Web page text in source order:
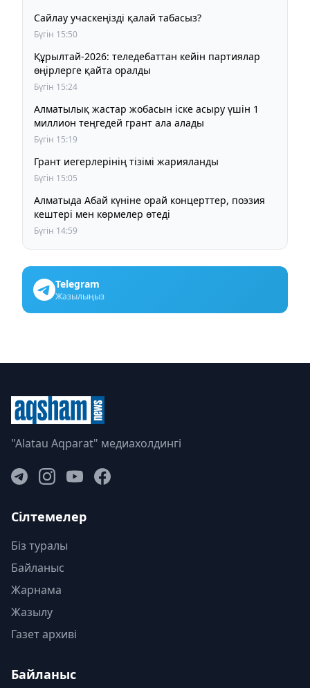
Сайлау учаскеңізді қалай табасыз?
Бүгін 15:50
Құрылтай-2026: теледебаттан кейін партиялар
өңірлерге қайта оралды
Бүгін 15:24
Алматылық жастар жобасын іске асыру үшін 1
миллион теңгедей грант ала алады
Бүгін 15:19
Грант иегерлерінің тізімі жарияланды
Бүгін 15:05
Алматыда Абай күніне орай концерттер, поэзия
кештері мен көрмелер өтеді
Бүгін 14:59
Telegram
Жазылыңыз
"Alatau Aqparat" медиахолдингі
Сілтемелер
Біз туралы
Байланыс
Жарнама
Жазылу
Газет архиві
Байланыс